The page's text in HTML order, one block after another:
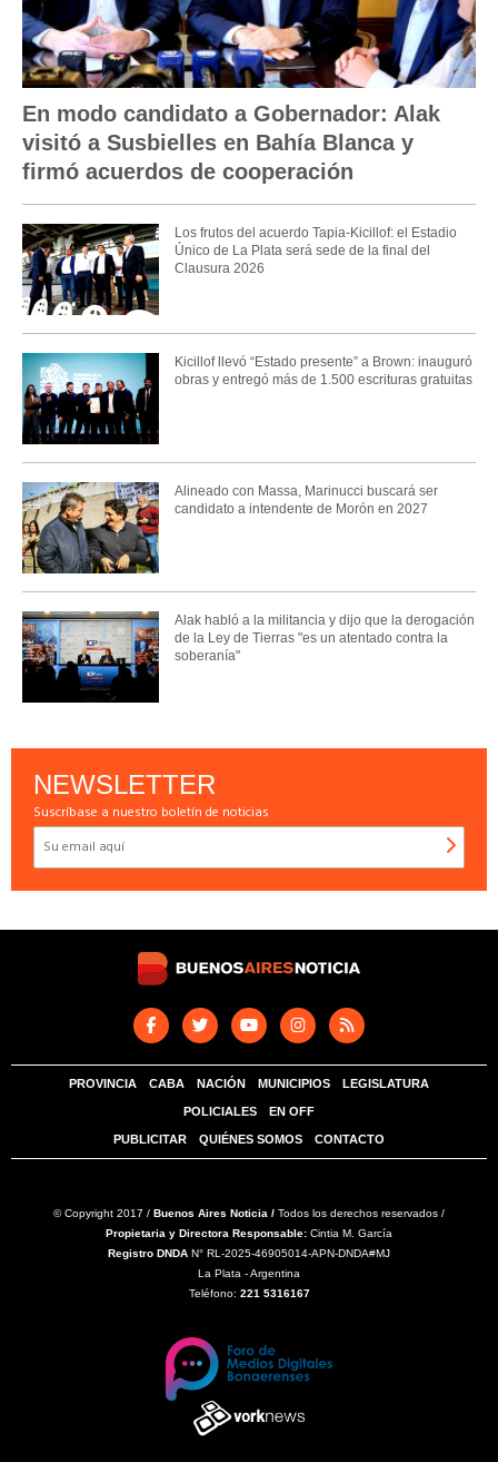
En modo candidato a Gobernador: Alak
visitó a Susbielles en Bahía Blanca y
firmó acuerdos de cooperación
Los frutos del acuerdo Tapia-Kicillof: el Estadio
Único de La Plata será sede de la final del
Clausura 2026
Kicillof llevó “Estado presente” a Brown: inauguró
obras y entregó más de 1.500 escrituras gratuitas
Alineado con Massa, Marinucci buscará ser
candidato a intendente de Morón en 2027
Alak habló a la militancia y dijo que la derogación
de la Ley de Tierras "es un atentado contra la
soberanía"
NEWSLETTER
Suscríbase a nuestro boletín de noticias
PROVINCIA CABA NACIÓN MUNICIPIOS LEGISLATURA
POLICIALES EN OFF
PUBLICITAR QUIÉNES SOMOS CONTACTO
© Copyright 2017 / Buenos Aires Noticia / Todos los derechos reservados /
Propietaria y Directora Responsable: Cintia M. García
Registro DNDA N° RL-2025-46905014-APN-DNDA#MJ
La Plata - Argentina
Teléfono: 221 5316167